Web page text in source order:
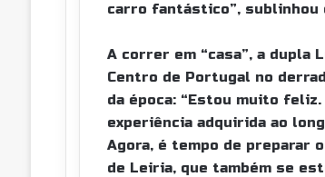
carro fantástico”, sublinhou
A correr em “casa”, a dupla
Centro de Portugal no
da época: “Estou muito
experiência adquirida ao
Agora, é tempo de preparar
de Leiria, que também se